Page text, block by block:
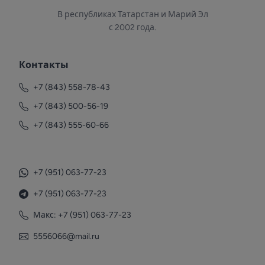
В республиках Татарстан и Марий Эл
с 2002 года.
Контакты
+7 (843) 558-78-43
+7 (843) 500-56-19
+7 (843) 555-60-66
+7 (951) 063-77-23
+7 (951) 063-77-23
Макс: +7 (951) 063-77-23
5556066@mail.ru